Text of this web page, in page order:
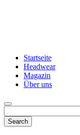
Startseite
Headwear
Magazin
Über uns